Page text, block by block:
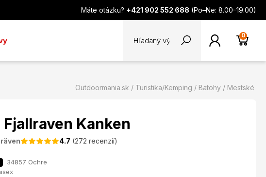
Máte otázku? +421 902 552 688 (Po–Ne: 8.00–19.00)
0
Outdoormania.sk Turistika/Kemping Batohy Mestské
Fjallraven Kanken
4.7 (272 recenzií)
34857 Ochre